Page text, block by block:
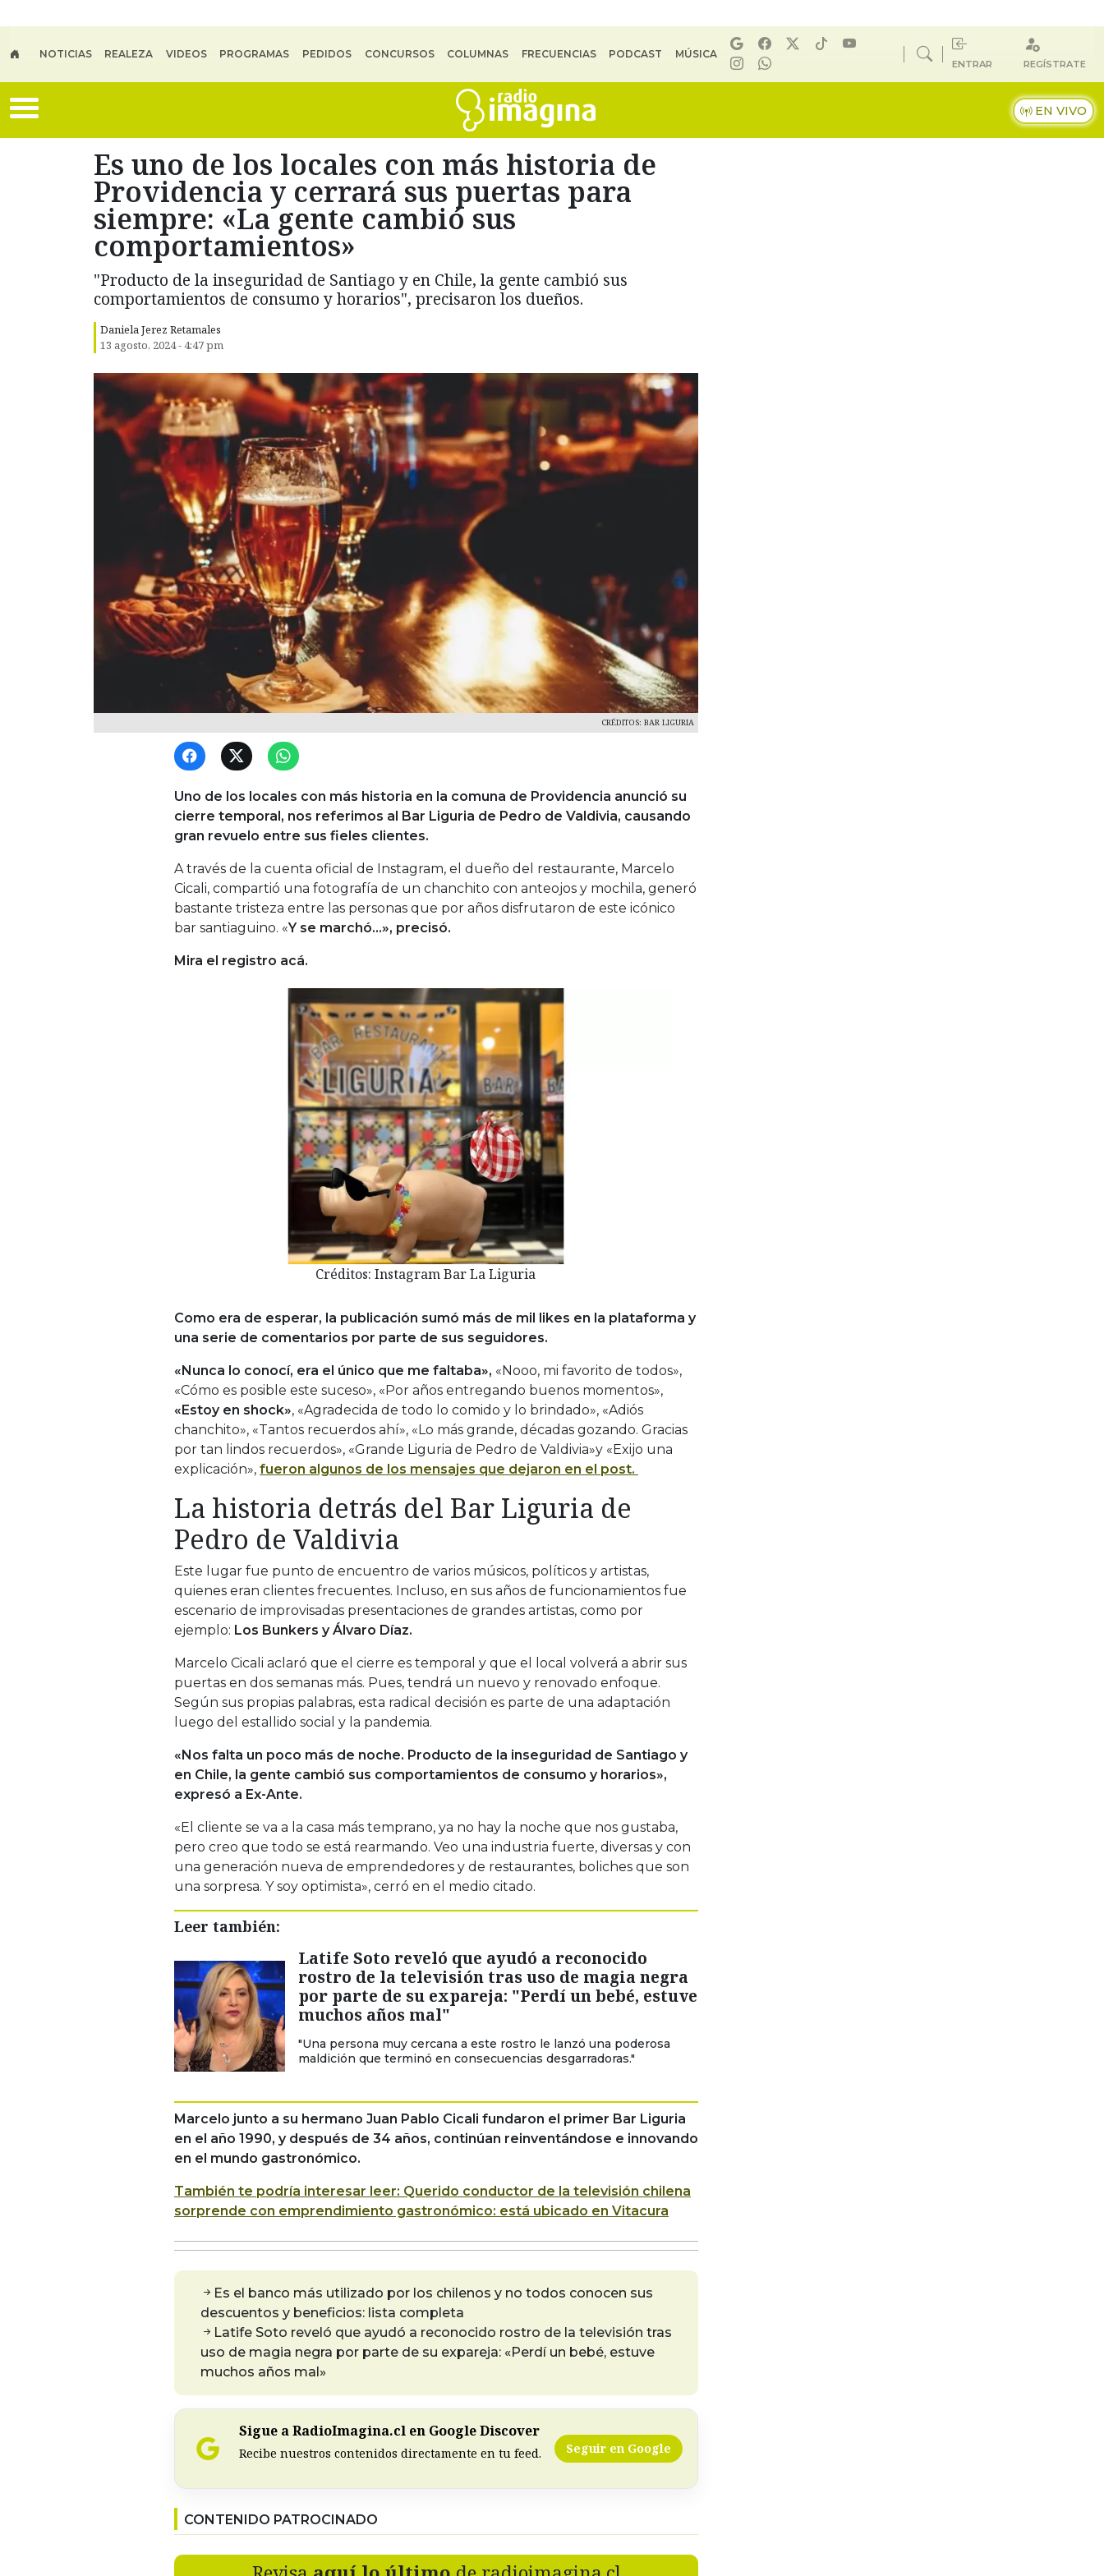
NOTICIAS REALEZA VIDEOS PROGRAMAS PEDIDOS CONCURSOS COLUMNAS FRECUENCIAS PODCAST MÚSICA
ENTRAR REGÍSTRATE
EN VIVO
Es uno de los locales con más historia de
Providencia y cerrará sus puertas para
siempre: «La gente cambió sus
comportamientos»
"Producto de la inseguridad de Santiago y en Chile, la gente cambió sus
comportamientos de consumo y horarios", precisaron los dueños.
Daniela Jerez Retamales
13 agosto, 2024 - 4:47 pm
CRÉDITOS: BAR LIGURIA
Uno de los locales con más historia en la comuna de Providencia anunció su
cierre temporal, nos referimos al Bar Liguria de Pedro de Valdivia, causando
gran revuelo entre sus fieles clientes.
A través de la cuenta oficial de Instagram, el dueño del restaurante, Marcelo
Cicali, compartió una fotografía de un chanchito con anteojos y mochila, generó
bastante tristeza entre las personas que por años disfrutaron de este icónico
bar santiaguino. «Y se marchó…», precisó.
Mira el registro acá.
Créditos: Instagram Bar La Liguria
Como era de esperar, la publicación sumó más de mil likes en la plataforma y
una serie de comentarios por parte de sus seguidores.
«Nunca lo conocí, era el único que me faltaba», «Nooo, mi favorito de todos»,
«Cómo es posible este suceso», «Por años entregando buenos momentos»,
«Estoy en shock», «Agradecida de todo lo comido y lo brindado», «Adiós
chanchito», «Tantos recuerdos ahí», «Lo más grande, décadas gozando. Gracias
por tan lindos recuerdos», «Grande Liguria de Pedro de Valdivia»y «Exijo una
explicación», fueron algunos de los mensajes que dejaron en el post.
La historia detrás del Bar Liguria de
Pedro de Valdivia
Este lugar fue punto de encuentro de varios músicos, políticos y artistas,
quienes eran clientes frecuentes. Incluso, en sus años de funcionamientos fue
escenario de improvisadas presentaciones de grandes artistas, como por
ejemplo: Los Bunkers y Álvaro Díaz.
Marcelo Cicali aclaró que el cierre es temporal y que el local volverá a abrir sus
puertas en dos semanas más. Pues, tendrá un nuevo y renovado enfoque.
Según sus propias palabras, esta radical decisión es parte de una adaptación
luego del estallido social y la pandemia.
«Nos falta un poco más de noche. Producto de la inseguridad de Santiago y
en Chile, la gente cambió sus comportamientos de consumo y horarios»,
expresó a Ex-Ante.
«El cliente se va a la casa más temprano, ya no hay la noche que nos gustaba,
pero creo que todo se está rearmando. Veo una industria fuerte, diversas y con
una generación nueva de emprendedores y de restaurantes, boliches que son
una sorpresa. Y soy optimista», cerró en el medio citado.
Leer también:
Latife Soto reveló que ayudó a reconocido
rostro de la televisión tras uso de magia negra
por parte de su expareja: "Perdí un bebé, estuve
muchos años mal"
"Una persona muy cercana a este rostro le lanzó una poderosa
maldición que terminó en consecuencias desgarradoras."
Marcelo junto a su hermano Juan Pablo Cicali fundaron el primer Bar Liguria
en el año 1990, y después de 34 años, continúan reinventándose e innovando
en el mundo gastronómico.
También te podría interesar leer: Querido conductor de la televisión chilena
sorprende con emprendimiento gastronómico: está ubicado en Vitacura
Es el banco más utilizado por los chilenos y no todos conocen sus
descuentos y beneficios: lista completa
Latife Soto reveló que ayudó a reconocido rostro de la televisión tras
uso de magia negra por parte de su expareja: «Perdí un bebé, estuve
muchos años mal»
Sigue a RadioImagina.cl en Google Discover
Recibe nuestros contenidos directamente en tu feed. Seguir en Google
CONTENIDO PATROCINADO